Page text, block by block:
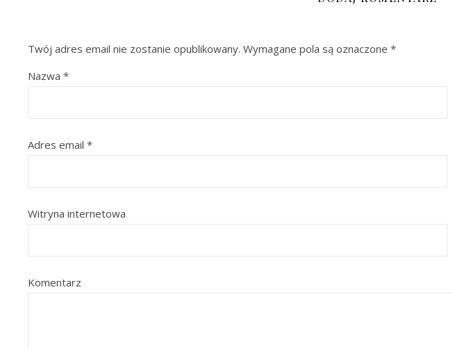
Twój adres email nie zostanie opublikowany. Wymagane pola są oznaczone *
Nazwa *
Adres email *
Witryna internetowa
Komentarz